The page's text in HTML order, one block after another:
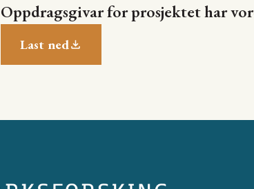
Oppdragsgivar for prosjektet har
Last ned